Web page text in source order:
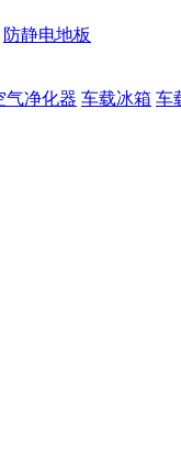
防静电地板
气净化器 车载冰箱 车